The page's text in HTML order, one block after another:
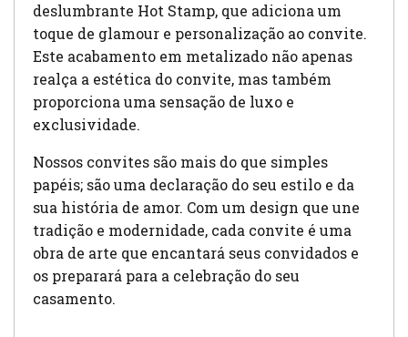
deslumbrante Hot Stamp, que adiciona um
toque de glamour e personalização ao convite.
Este acabamento em metalizado não apenas
realça a estética do convite, mas também
proporciona uma sensação de luxo e
exclusividade.
Nossos convites são mais do que simples
papéis; são uma declaração do seu estilo e da
sua história de amor. Com um design que une
tradição e modernidade, cada convite é uma
obra de arte que encantará seus convidados e
os preparará para a celebração do seu
casamento.